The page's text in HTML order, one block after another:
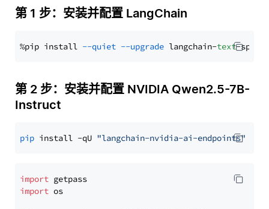
第 1 步：安装并配置 LangChain
%pip install --quiet --upgrade langchain-text
第 2 步：安装并配置 NVIDIA Qwen2.5-7B-
Instruct
pip install -qU "langchain-nvidia-ai-endpoints"
import
import os